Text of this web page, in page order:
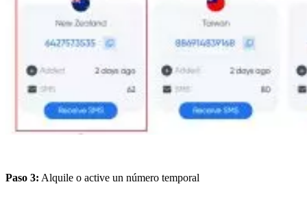
Paso 3: Alquile o active un número temporal